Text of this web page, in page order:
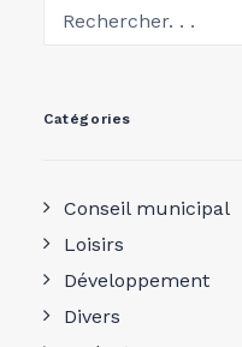
Catégories
Conseil municipal
Loisirs
Développement
Divers